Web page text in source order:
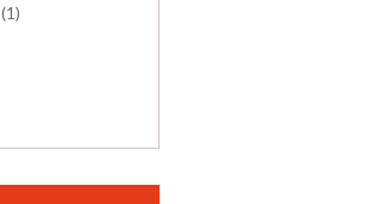
(1)